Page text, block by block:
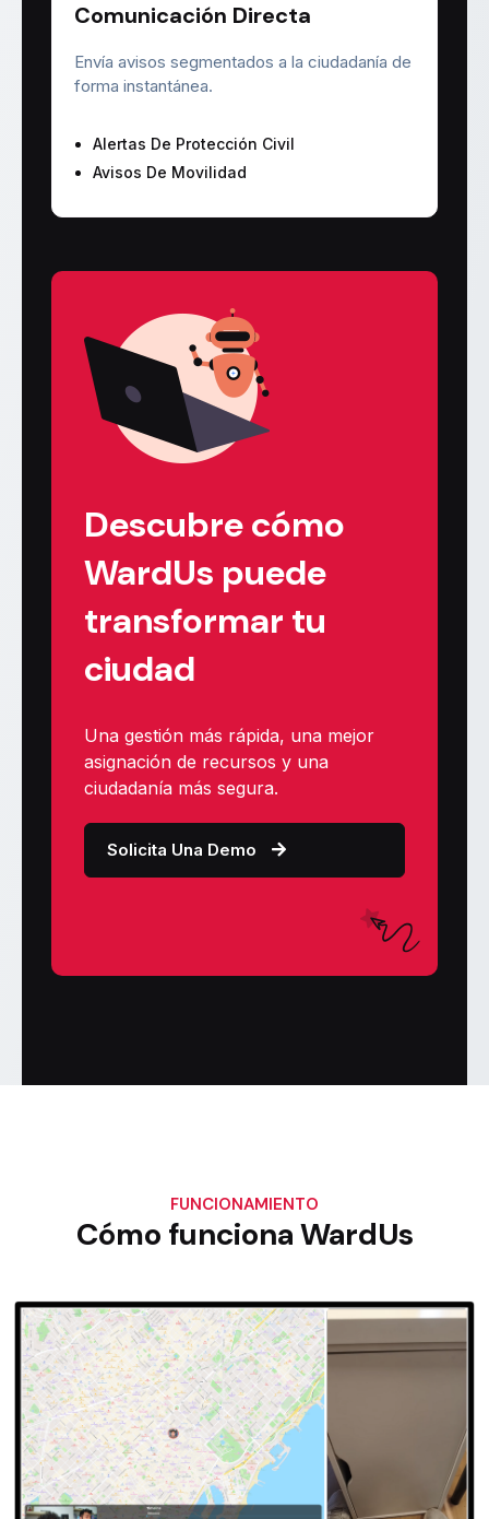
Comunicación Directa
Envía avisos segmentados a la ciudadanía de
forma instantánea.
Alertas De Protección Civil
Avisos De Movilidad
Descubre cómo
WardUs puede
transformar tu
ciudad
Una gestión más rápida, una mejor
asignación de recursos y una
ciudadanía más segura.
Solicita Una Demo
FUNCIONAMIENTO
Cómo funciona WardUs